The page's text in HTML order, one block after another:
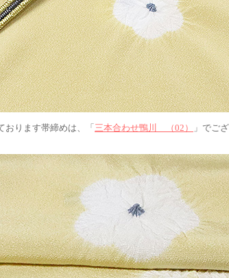
おります帯締めは、「 三本合わせ鴨川 （02） 」でご